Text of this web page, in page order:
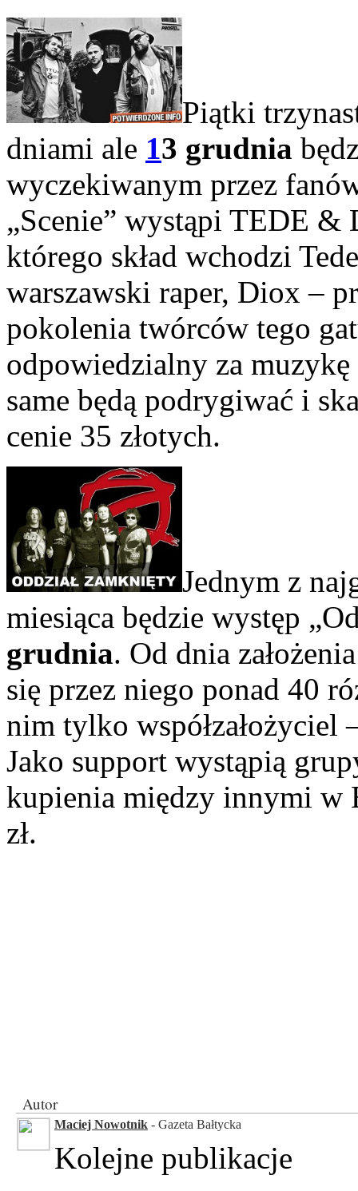
Piątki
dniami ale 13 grudnia
wyczekiwanym przez
„Scenie” wystąpi TEDE
którego skład wchodzi
warszawski raper, Diox –
pokolenia twórców tego
odpowiedzialny za
same będą podrygiwać i
cenie 35 złotych.
Jednym z
miesiąca będzie występ
grudnia. Od dnia
się przez niego ponad 40
nim tylko współzałożyciel
Jako support wystąpią
kupienia między innymi w
zł.
Autor
Maciej Nowotnik - Gazeta Bałtycka
Kolejne publikacje